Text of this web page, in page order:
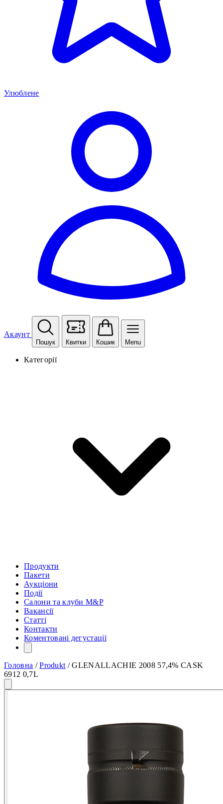
Улюблене
Акаунт
Пошук Квитки Кошик Menu
Категорії
Продукти
Пакети
Аукціони
Події
Салони та клуби M&P
Вакансії
Статті
Контакти
Коментовані дегустації
Головна /Produkt /GLENALLACHIE 2008 57,4% CASK
6912 0,7L